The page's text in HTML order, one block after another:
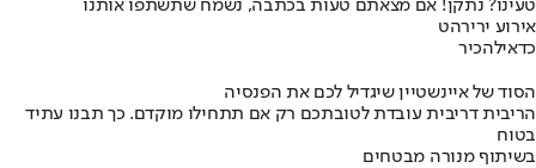
טעינו? נתקן! אם מצאתם טעות בכתבה, נשמח שתשתפו אותנו
אירוע ירירהט
כדאילהכיר
הסוד של איינשטיין שיגדיל לכם את הפנסיה
הריבית דריבית עובדת לטובתכם רק אם תתחילו מוקדם. כך תבנו עתיד
בטוח
בשיתוף מנורה מבטחים